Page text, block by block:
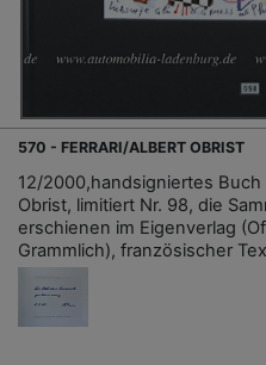
570 - FERRARI/ALBERT OBRIST
12/2000,handsigniertes
Obrist, limitiert Nr. 98, die
erschienen im Eigenverlag
Grammlich), französischer